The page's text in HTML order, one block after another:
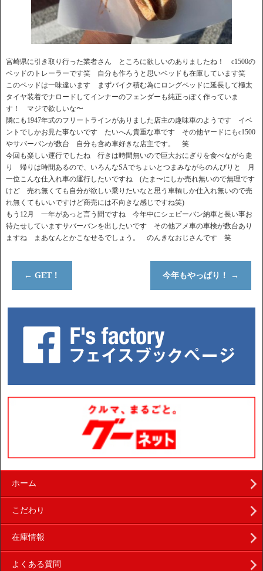
宮崎県に引き取り行った業者さん ところに欲しいのありましたね！ c1500の
ベッドのトレーラーです笑 自分も作ろうと思いベッドも在庫しています笑
このベッドは一味違います まずバイク積む為にロングベッドに延長して極太
タイヤ装着でナロードしてインナーのフェンダーも純正っぽく作っていま
す！ マジで欲しいな〜
隣にも1947年式のフリートラインがありました店主の趣味車のようです イベ
ントでしかお見た事ないです たいへん貴重な車です その他ヤードにもc1500
やサバーバンが数台 自分も含め車好きな店主です。 笑
今回も楽しい運行でしたね 行きは時間無いので巨大おにぎりを食べながら走
り 帰りは時間あるので、いろんなSAでちょいとつまみながらのんびりと 月
一位こんな仕入れ車の運行したいですね (たま〜にしか売れ無いので無理です
けど 売れ無くても自分が欲しい乗りたいなと思う車輌しか仕入れ無いので売
れ無くてもいいですけど商売には不向きな感じですね笑)
もう12月 一年があっと言う間ですね 今年中にシェビーバン納車と長い事お
待たせしていますサバーバンを出したいです その他アメ車の車検が数台あり
ますね まあなんとかこなせるでしょう。 のんきなおじさんです 笑
← GET！ 今年もやっぱり！ →
ホーム
こだわり
在庫情報
よくある質問